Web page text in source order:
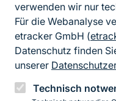
verwenden wir nur
Für die Webanalyse
etracker GmbH (
Datenschutz finden
unserer
Technisch
Fußzeile